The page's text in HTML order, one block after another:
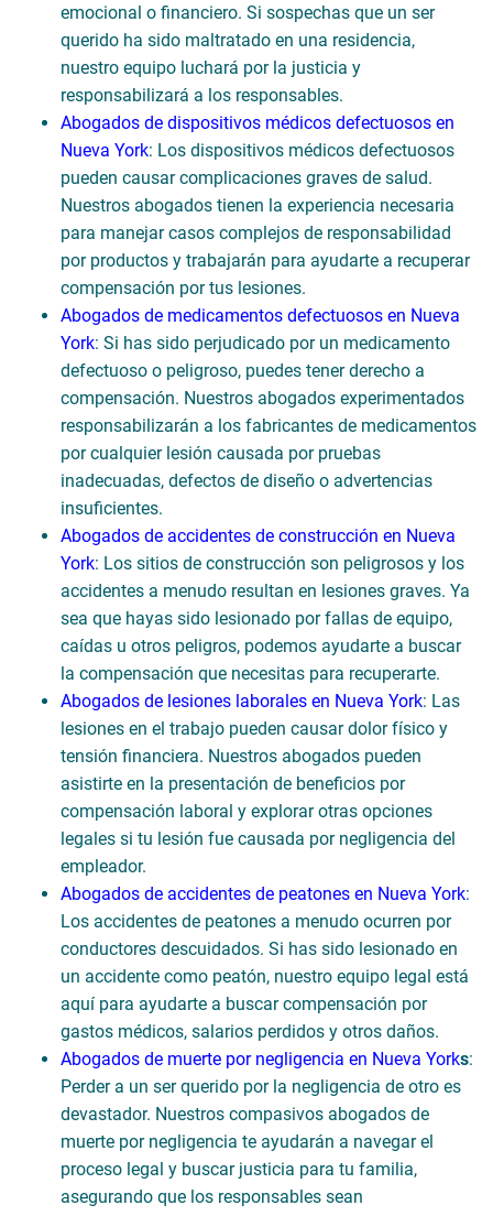
emocional o financiero. Si sospechas que un ser
querido ha sido maltratado en una residencia,
nuestro equipo luchará por la justicia y
responsabilizará a los responsables.
Abogados de dispositivos médicos defectuosos en
Nueva York: Los dispositivos médicos defectuosos
pueden causar complicaciones graves de salud.
Nuestros abogados tienen la experiencia necesaria
para manejar casos complejos de responsabilidad
por productos y trabajarán para ayudarte a recuperar
compensación por tus lesiones.
Abogados de medicamentos defectuosos en Nueva
York: Si has sido perjudicado por un medicamento
defectuoso o peligroso, puedes tener derecho a
compensación. Nuestros abogados experimentados
responsabilizarán a los fabricantes de medicamentos
por cualquier lesión causada por pruebas
inadecuadas, defectos de diseño o advertencias
insuficientes.
Abogados de accidentes de construcción en Nueva
York: Los sitios de construcción son peligrosos y los
accidentes a menudo resultan en lesiones graves. Ya
sea que hayas sido lesionado por fallas de equipo,
caídas u otros peligros, podemos ayudarte a buscar
la compensación que necesitas para recuperarte.
Abogados de lesiones laborales en Nueva York: Las
lesiones en el trabajo pueden causar dolor físico y
tensión financiera. Nuestros abogados pueden
asistirte en la presentación de beneficios por
compensación laboral y explorar otras opciones
legales si tu lesión fue causada por negligencia del
empleador.
Abogados de accidentes de peatones en Nueva York:
Los accidentes de peatones a menudo ocurren por
conductores descuidados. Si has sido lesionado en
un accidente como peatón, nuestro equipo legal está
aquí para ayudarte a buscar compensación por
gastos médicos, salarios perdidos y otros daños.
Abogados de muerte por negligencia en Nueva Yorks:
Perder a un ser querido por la negligencia de otro es
devastador. Nuestros compasivos abogados de
muerte por negligencia te ayudarán a navegar el
proceso legal y buscar justicia para tu familia,
asegurando que los responsables sean